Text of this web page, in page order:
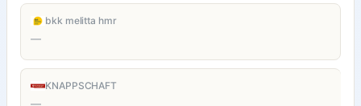
bkk melitta hmr
—
KNAPPSCHAFT